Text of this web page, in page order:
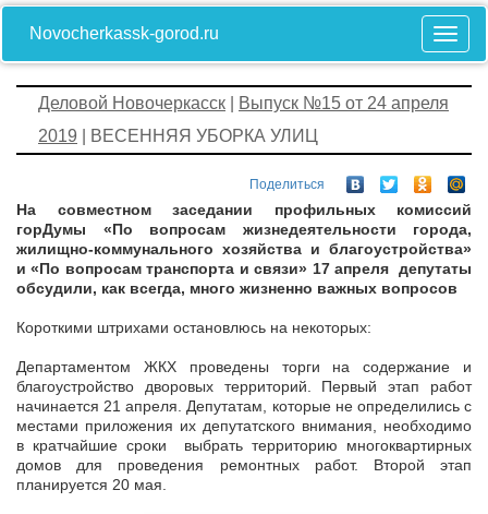
Novocherkassk-gorod.ru
Деловой Новочеркасск
Выпуск №15 от 24 апреля
2019 | ВЕСЕННЯЯ УБОРКА УЛИЦ
Поделиться
На совместном заседании профильных комиссий
горДумы «По вопросам жизнедеятельности города,
жилищно-коммунального хозяйства и благоустройства»
и «По вопросам транспорта и связи» 17 апреля депутаты
обсудили, как всегда, много жизненно важных вопросов
Короткими штрихами остановлюсь на некоторых:
Департаментом ЖКХ проведены торги на содержание и
благоустройство дворовых территорий. Первый этап работ
начинается 21 апреля. Депутатам, которые не определились с
местами приложения их депутатского внимания, необходимо
в кратчайшие сроки выбрать территорию многоквартирных
домов для проведения ремонтных работ. Второй этап
планируется 20 мая.